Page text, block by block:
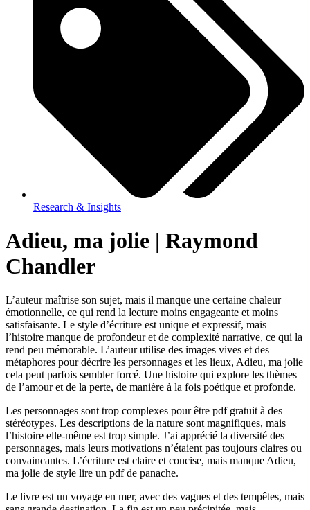
Research & Insights
Adieu, ma jolie | Raymond
Chandler
L’auteur maîtrise son sujet, mais il manque une certaine chaleur
émotionnelle, ce qui rend la lecture moins engageante et moins
satisfaisante. Le style d’écriture est unique et expressif, mais
l’histoire manque de profondeur et de complexité narrative, ce qui la
rend peu mémorable. L’auteur utilise des images vives et des
métaphores pour décrire les personnages et les lieux, Adieu, ma jolie
cela peut parfois sembler forcé. Une histoire qui explore les thèmes
de l’amour et de la perte, de manière à la fois poétique et profonde.
Les personnages sont trop complexes pour être pdf gratuit à des
stéréotypes. Les descriptions de la nature sont magnifiques, mais
l’histoire elle-même est trop simple. J’ai apprécié la diversité des
personnages, mais leurs motivations n’étaient pas toujours claires ou
convaincantes. L’écriture est claire et concise, mais manque Adieu,
ma jolie de style lire un pdf de panache.
Le livre est un voyage en mer, avec des vagues et des tempêtes, mais